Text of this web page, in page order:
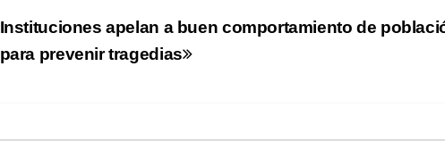
Instituciones apelan a buen comportamiento de
para prevenir tragedias